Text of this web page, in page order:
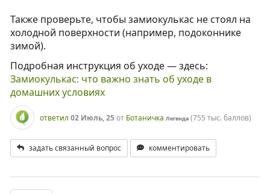
Также проверьте, чтобы замиокулькас не стоял на
холодной поверхности (например, подоконнике
зимой).
Подробная инструкция об уходе — здесь:
Замиокулькас: что важно знать об уходе в
домашних условиях
ответил 02 Июль, 25от Ботаничка Легенда (755 тыс.баллов)
задать связанный вопрос комментировать